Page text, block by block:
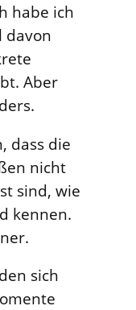
habe ich
davon
Aber
dass die
nicht
sind, wie
kennen.
sich